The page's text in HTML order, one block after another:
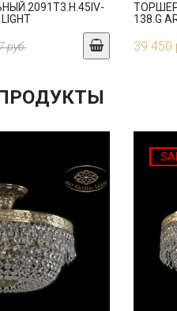
2091T3.H.45IV-
руб.
138.G
39 450